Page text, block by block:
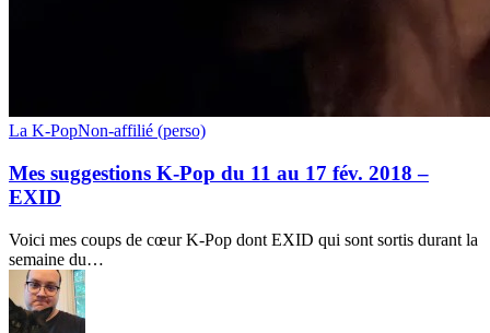
Mes
K-
Pop
du
au
17
fév.
2018
–
La K-PopNon-affilié (perso)
Mes suggestions K-Pop du 11 au 17 fév. 2018 –
EXID
Voici mes coups de cœur K-Pop dont EXID qui sont sortis durant la
semaine du…